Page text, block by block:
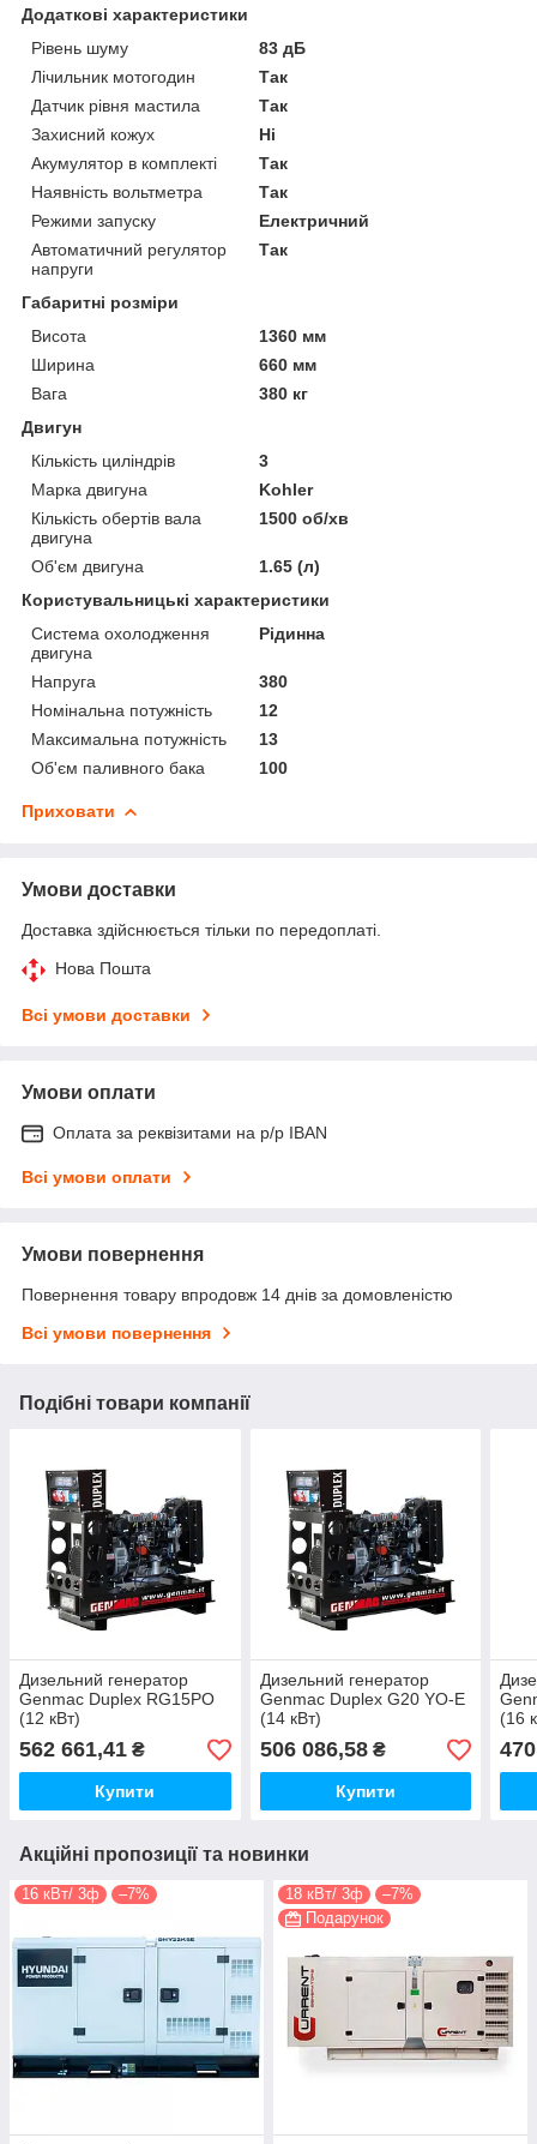
Додаткові характеристики
Рівень шуму
83 дБ
Лічильник мотогодин
Так
Датчик рівня мастила
Так
Захисний кожух
Ні
Акумулятор в комплекті
Так
Наявність вольтметра
Так
Режими запуску
Електричний
Автоматичний регулятор
напруги
Так
Габаритні розміри
Висота
1360 мм
Ширина
660 мм
Вага
380 кг
Двигун
Кількість циліндрів
3
Марка двигуна
Kohler
Кількість обертів вала
двигуна
1500 об/хв
Об'єм двигуна
1.65 (л)
Користувальницькі характеристики
Система охолодження
двигуна
Рідинна
Напруга
380
Номінальна потужність
12
Максимальна потужність
13
Об'єм паливного бака
100
Приховати
Умови доставки
Доставка здійснюється тільки по передоплаті.
Нова Пошта
Всі умови доставки
Умови оплати
Оплата за реквізитами на р/р IBAN
Всі умови оплати
Умови повернення
Повернення товару впродовж 14 днів за домовленістю
Всі умови повернення
Подібні товари компанії
Дизельний генератор
Genmac Duplex RG15PO
(12 кВт)
562 661,41 ₴
Купити
Дизельний генератор
Genmac Duplex G20 YO-E
(14 кВт)
506 086,58₴
Купити
(16
Акційні пропозиції та новинки
16 кВт/ 3ф –7% 18 кВт/ 3ф
–7%
Подарунок